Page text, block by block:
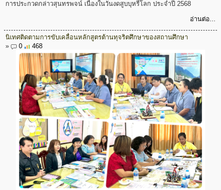
การประกวดกล่าวสุนทรพจน์ เนื่องในวันงดสูบบุหรี่โลก ประจำปี 2568
อ่านต่อ...
นิเทศติดตามการขับเคลื่อนหลักสูตรต้านทุจริตศึกษาของสถานศึกษา
»
0 468